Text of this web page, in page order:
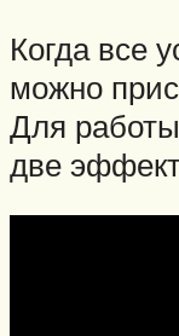
Когда все
можно
Для
две